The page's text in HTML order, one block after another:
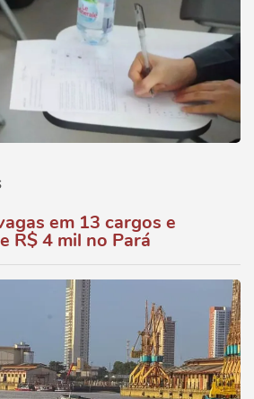
em 13 cargos e
R$ 4 mil no Pará